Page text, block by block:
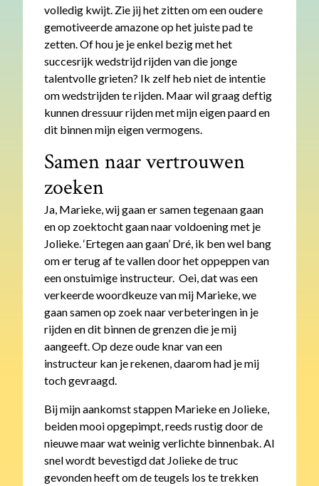
volledig kwijt. Zie jij het zitten om een oudere
gemotiveerde amazone op het juiste pad te
zetten. Of hou je je enkel bezig met het
succesrijk wedstrijd rijden van die jonge
talentvolle grieten? Ik zelf heb niet de intentie
om wedstrijden te rijden. Maar wil graag deftig
kunnen dressuur rijden met mijn eigen paard en
dit binnen mijn eigen vermogens.
Samen naar vertrouwen
zoeken
Ja, Marieke, wij gaan er samen tegenaan gaan
en op zoektocht gaan naar voldoening met je
Jolieke. ‘Ertegen aan gaan’ Dré, ik ben wel bang
om er terug af te vallen door het oppeppen van
een onstuimige instructeur. Oei, dat was een
verkeerde woordkeuze van mij Marieke, we
gaan samen op zoek naar verbeteringen in je
rijden en dit binnen de grenzen die je mij
aangeeft. Op deze oude knar van een
instructeur kan je rekenen, daarom had je mij
toch gevraagd.
Bij mijn aankomst stappen Marieke en Jolieke,
beiden mooi opgepimpt, reeds rustig door de
nieuwe maar wat weinig verlichte binnenbak. Al
snel wordt bevestigd dat Jolieke de truc
gevonden heeft om de teugels los te trekken